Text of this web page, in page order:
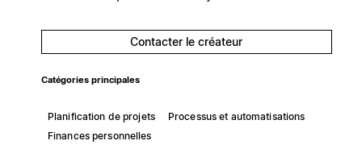
Contacter le créateur
Catégories principales
Planification de projets
Processus et automatisations
Finances personnelles